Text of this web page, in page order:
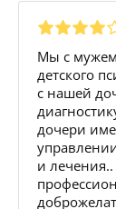
Мы с мужем
детского
с нашей
дочери
и